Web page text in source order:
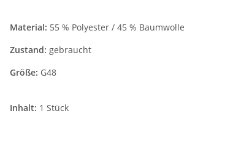
Material: 55 % Polyester / 45 % Baumwolle
Zustand: gebraucht
Größe: G48
Inhalt: 1 Stück